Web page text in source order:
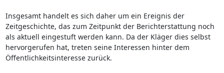
Insgesamt handelt es sich daher um ein Ereignis der
Zeitgeschichte, das zum Zeitpunkt der Berichterstattung noch
als aktuell eingestuft werden kann. Da der Kläger dies selbst
hervorgerufen hat, treten seine Interessen hinter dem
Öffentlichkeitsinteresse zurück.